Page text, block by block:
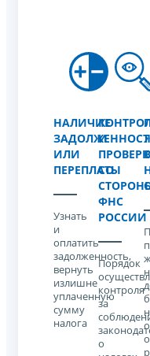
НАЛИЧИЕ
ИЛИ
ПЕРЕПЛАТЫ
Узнать
и
оплатить
задолженность,
вернуть
излишне
уплаченную
сумму
налога
И
СО
ФНС
РОССИИ
Порядок
контроля
за
о
В